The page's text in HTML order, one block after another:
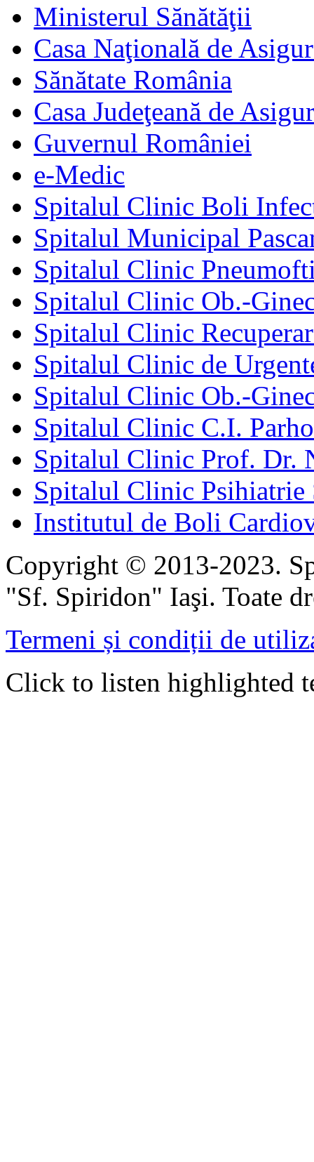
Ministerul Sănătăţii
Casa Naţională de
Sănătate România
Casa Judeţeană de
Guvernul României
e-Medic
Spitalul Clinic Boli
Spitalul Municipal
Spitalul Clinic
Spitalul Clinic Ob.-
Spitalul Clinic
Spitalul Clinic de
Spitalul Clinic Ob.-
Spitalul Clinic C.I.
Spitalul Clinic Prof. Dr.
Spitalul Clinic Psihiatrie
Institutul de Boli
Copyright © 2013-2023.
"Sf. Spiridon" Iaşi. Toate
Termeni și condiții de
Click to listen highlighted